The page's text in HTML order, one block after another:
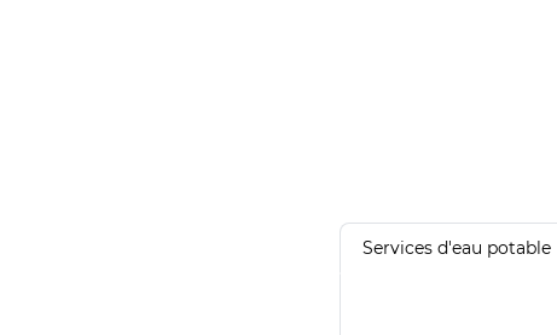
Services d'eau potable